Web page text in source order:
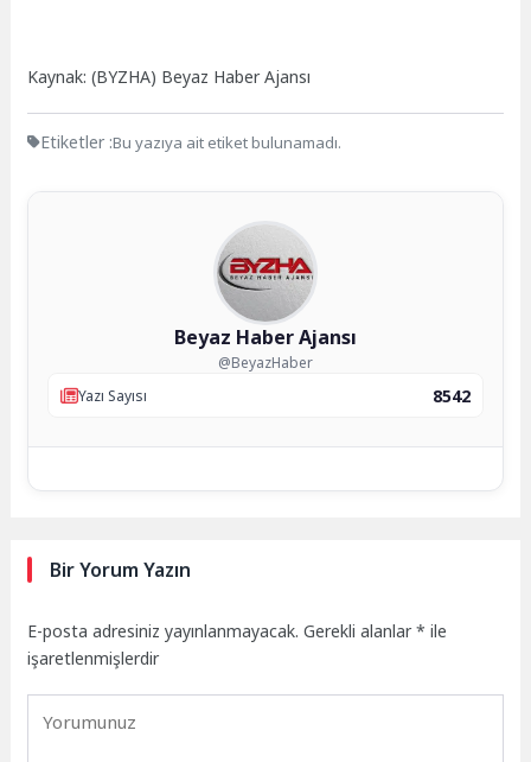
Kaynak: (BYZHA) Beyaz Haber Ajansı
Etiketler :Bu yazıya ait etiket bulunamadı.
Beyaz Haber Ajansı
@BeyazHaber
Yazı Sayısı
8542
Bir Yorum Yazın
E-posta adresiniz yayınlanmayacak. Gerekli alanlar* ile
işaretlenmişlerdir